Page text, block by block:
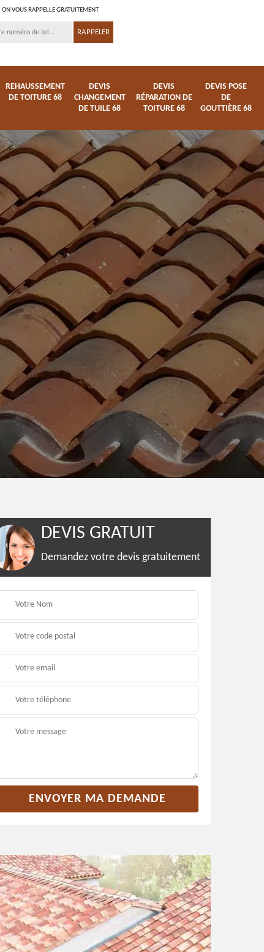
ON VOUS RAPPELLE GRATUITEMENT
REHAUSSEMENT
DE TOITURE 68
DEVIS
CHANGEMENT
DE TUILE 68
DEVIS
RÉPARATION DE
TOITURE 68
DEVIS POSE
DE
GOUTTIÈRE 68
Entreprise de toiture
68
Démoussage
nettoyage de tuile 68
DEVIS GRATUIT
Demandez votre devis gratuitement